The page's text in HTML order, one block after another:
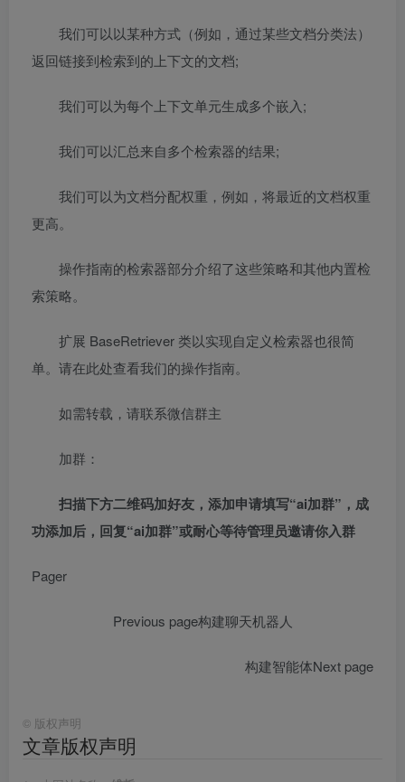
我们可以以某种方式（例如，通过某些文档分类法）
返回链接到检索到的上下文的文档;
我们可以为每个上下文单元生成多个嵌入;
我们可以汇总来自多个检索器的结果;
我们可以为文档分配权重，例如，将最近的文档权重
更高。
操作指南的检索器部分介绍了这些策略和其他内置检
索策略。
扩展 BaseRetriever 类以实现自定义检索器也很简
单。请在此处查看我们的操作指南。
如需转载，请联系微信群主
加群：
扫描下方二维码加好友，添加申请填写“ai加群”，成
功添加后，回复“ai加群”或耐心等待管理员邀请你入群
Pager
Previous page构建聊天机器人
Next page
构建智能体
© 版权声明
文章版权声明